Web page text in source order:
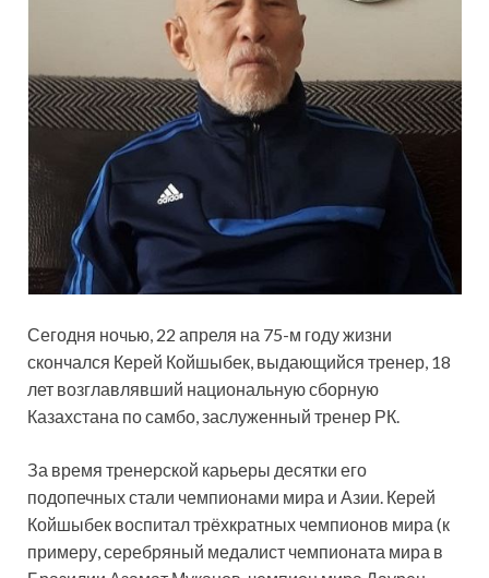
Сегодня ночью, 22 апреля на 75-м году жизни
скончался Керей Койшыбек, выдающийся тренер, 18
лет возглавлявший национальную сборную
Казахстана по самбо, заслуженный тренер РК.
За время тренерской карьеры десятки его
подопечных стали чемпионами мира и Азии. Керей
Койшыбек воспитал трёхкратных чемпионов мира (к
примеру, серебряный медалист чемпионата мира в